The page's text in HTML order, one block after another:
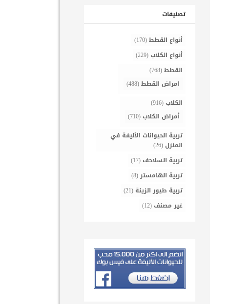
تصنيفات
أنواع القطط(170)
أنواع الكلاب(229)
القطط(768)
امراض القطط(488)
الكلاب(916)
أمراض الكلاب(710)
تربية الحيوانات الأليفة في
المنزل(26)
تربية السلاحف(17)
تربية الهامستر(8)
تربية طيور الزينة (21)
غير مصنف(12)